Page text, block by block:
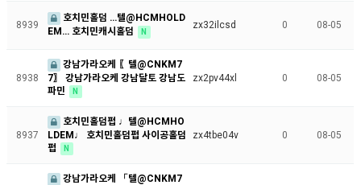
8939
호치민홀덤 …텔@HCMHOLD
EM… 호치민캐시홀덤
N
zx32ilcsd 0 08-05
8938
강남가라오케 〖텔@CNKM7
7〗 강남가라오케 강남달토 강남도
파민
N
zx2pv44xl 0 08-05
8937
호치민홀덤펍 ♩텔@HCMHO
LDEM♩ 호치민홀덤펍 사이공홀덤
펍
N
zx4tbe04v 0 08-05
강남가라오케 「텔@CNKM7